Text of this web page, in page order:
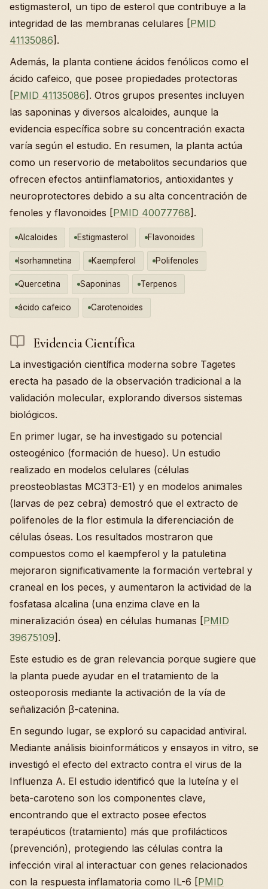
estigmasterol, un tipo de esterol que contribuye a la
integridad de las membranas celulares [PMID
41135086].
Además, la planta contiene ácidos fenólicos como el
ácido cafeico, que posee propiedades protectoras
[PMID 41135086]. Otros grupos presentes incluyen
las saponinas y diversos alcaloides, aunque la
evidencia específica sobre su concentración exacta
varía según el estudio. En resumen, la planta actúa
como un reservorio de metabolitos secundarios que
ofrecen efectos antiinflamatorios, antioxidantes y
neuroprotectores debido a su alta concentración de
fenoles y flavonoides [PMID 40077768].
Alcaloides Estigmasterol Flavonoides
Isorhamnetina Kaempferol Polifenoles
Quercetina Saponinas Terpenos
ácido cafeico Carotenoides
Evidencia Científica
La investigación científica moderna sobre Tagetes
erecta ha pasado de la observación tradicional a la
validación molecular, explorando diversos sistemas
biológicos.
En primer lugar, se ha investigado su potencial
osteogénico (formación de hueso). Un estudio
realizado en modelos celulares (células
preosteoblastas MC3T3-E1) y en modelos animales
(larvas de pez cebra) demostró que el extracto de
polifenoles de la flor estimula la diferenciación de
células óseas. Los resultados mostraron que
compuestos como el kaempferol y la patuletina
mejoraron significativamente la formación vertebral y
craneal en los peces, y aumentaron la actividad de la
fosfatasa alcalina (una enzima clave en la
mineralización ósea) en células humanas [PMID
39675109].
Este estudio es de gran relevancia porque sugiere que
la planta puede ayudar en el tratamiento de la
osteoporosis mediante la activación de la vía de
señalización β-catenina.
En segundo lugar, se exploró su capacidad antiviral.
Mediante análisis bioinformáticos y ensayos in vitro, se
investigó el efecto del extracto contra el virus de la
Influenza A. El estudio identificó que la luteína y el
beta-caroteno son los componentes clave,
encontrando que el extracto posee efectos
terapéuticos (tratamiento) más que profilácticos
(prevención), protegiendo las células contra la
infección viral al interactuar con genes relacionados
con la respuesta inflamatoria como IL-6 [PMID